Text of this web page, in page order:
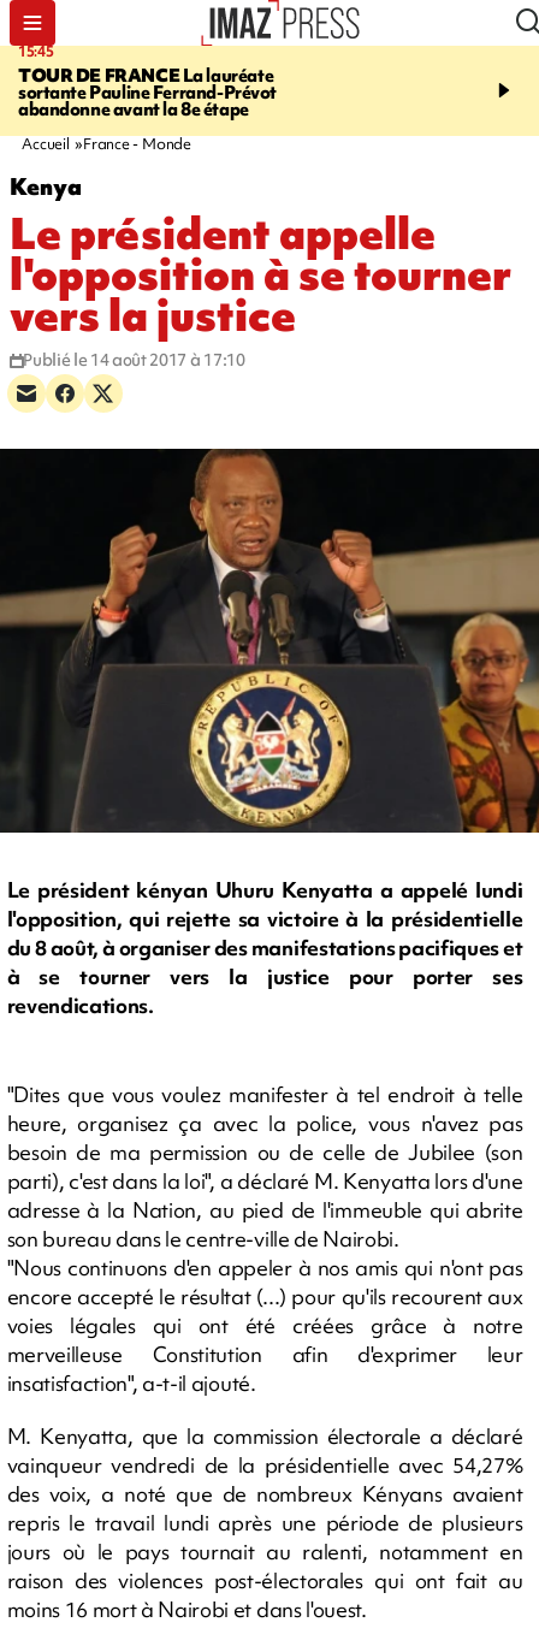
15:45
TOUR DE FRANCELa lauréate
sortante Pauline Ferrand-Prévot
abandonne avant la 8e étape
20:17
routière, concours de
Accueil France - Monde
Kenya
Le président appelle
l'opposition à se tourner
vers la justice
Publié le 14 août 2017 à 17:10
Le président kényan Uhuru Kenyatta a appelé lundi
l'opposition, qui rejette sa victoire à la présidentielle
du 8 août, à organiser des manifestations pacifiques et
à se tourner vers la justice pour porter ses
revendications.
"Dites que vous voulez manifester à tel endroit à telle
heure, organisez ça avec la police, vous n'avez pas
besoin de ma permission ou de celle de Jubilee (son
parti), c'est dans la loi", a déclaré M. Kenyatta lors d'une
adresse à la Nation, au pied de l'immeuble qui abrite
son bureau dans le centre-ville de Nairobi.
"Nous continuons d'en appeler à nos amis qui n'ont pas
encore accepté le résultat (...) pour qu'ils recourent aux
voies légales qui ont été créées grâce à notre
merveilleuse Constitution afin d'exprimer leur
insatisfaction", a-t-il ajouté.
M. Kenyatta, que la commission électorale a déclaré
vainqueur vendredi de la présidentielle avec 54,27%
des voix, a noté que de nombreux Kényans avaient
repris le travail lundi après une période de plusieurs
jours où le pays tournait au ralenti, notamment en
raison des violences post-électorales qui ont fait au
moins 16 mort à Nairobi et dans l'ouest.